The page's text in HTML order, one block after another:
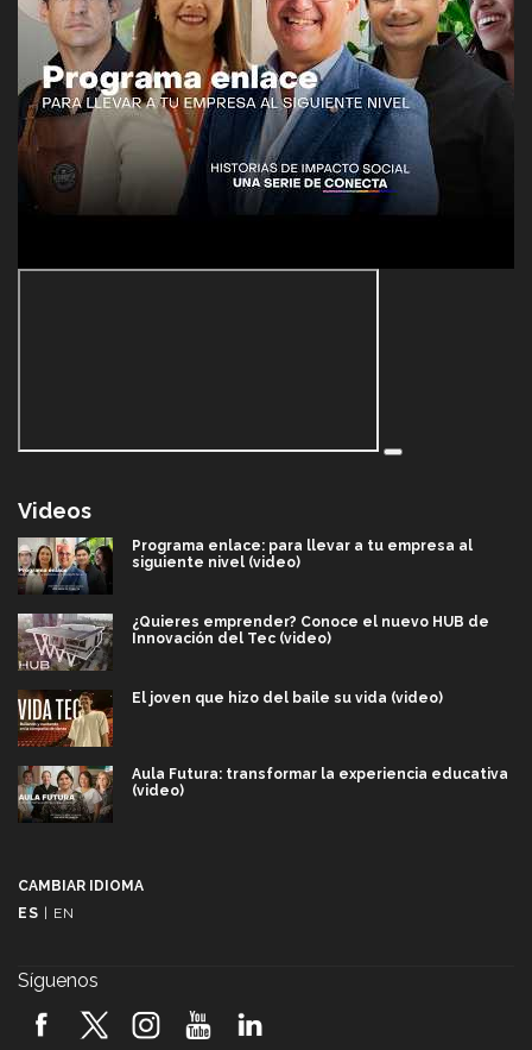
Videos
Programa enlace: para llevar a tu empresa al
siguiente nivel (video)
¿Quieres emprender? Conoce el nuevo HUB de
Innovación del Tec (video)
El joven que hizo del baile su vida (video)
Aula Futura: transformar la experiencia educativa
(video)
2026! (video)
CAMBIAR IDIOMA
ES | EN
Síguenos